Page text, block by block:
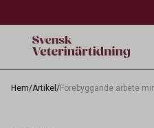
Hem/Artikel /Förebyggande arbete